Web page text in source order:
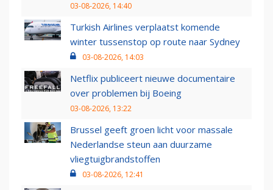
03-08-2026, 14:40
Turkish Airlines verplaatst komende
winter tussenstop op route naar Sydney
03-08-2026, 14:03
Netflix publiceert nieuwe documentaire
over problemen bij Boeing
03-08-2026, 13:22
Brussel geeft groen licht voor massale
Nederlandse steun aan duurzame
vliegtuigbrandstoffen
03-08-2026, 12:41